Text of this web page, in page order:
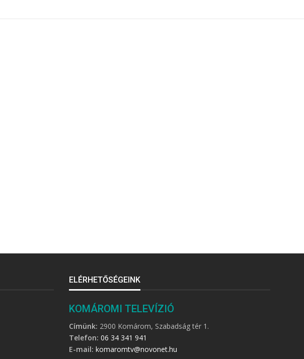
ELÉRHETŐSÉGEINK
KOMÁROMI TELEVÍZIÓ
Címünk: 2900 Komárom, Szabadság tér 1.
Telefon: 06 34 341 941
E-mail: komaromtv@novonet.hu